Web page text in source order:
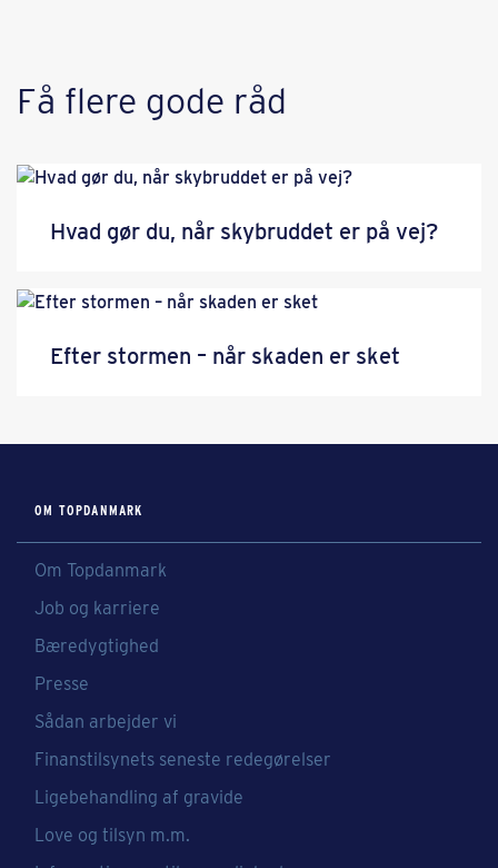
Få flere gode råd
Hvad gør du, når skybruddet er på vej?
Efter stormen – når skaden er sket
OM TOPDANMARK
Om Topdanmark
Job og karriere
Bæredygtighed
Presse
Sådan arbejder vi
Finanstilsynets seneste redegørelser
Ligebehandling af gravide
Love og tilsyn m.m.